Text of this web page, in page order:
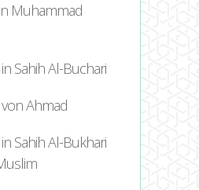
Muhammad
Sahih Al-Buchari
Ahmad
Sahih Al-Bukhari